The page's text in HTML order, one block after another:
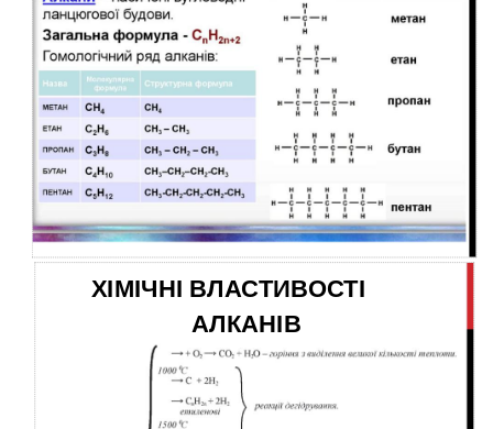
ХІМІЧНІ ВЛАСТИВОСТІ
АЛКАНІВ